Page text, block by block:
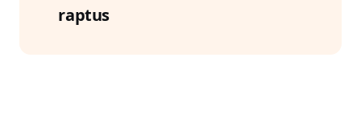
raptus